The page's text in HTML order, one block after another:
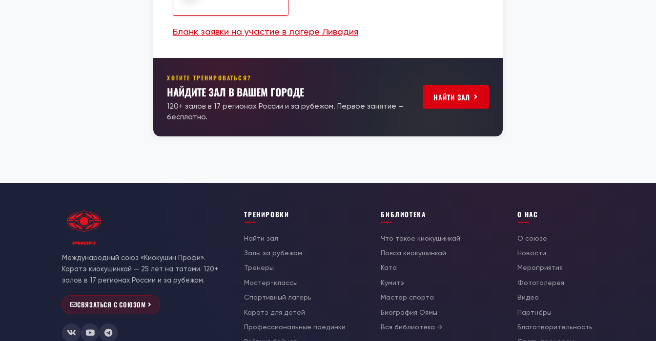
Бланк заявки на участие в лагере Ливадия
ХОТИТЕ ТРЕНИРОВАТЬСЯ?
НАЙДИТЕ ЗАЛ В ВАШЕМ ГОРОДЕ
120+ залов в 17 регионах России и за рубежом. Первое занятие —
бесплатно.
НАЙТИ ЗАЛ
Международный союз «Киокушин Профи».
Каратэ киокушинкай — 25 лет на татами. 120+
залов в 17 регионах России и за рубежом.
СВЯЗАТЬСЯ С СОЮЗОМ
ТРЕНИРОВКИ
Найти зал
Залы за рубежом
Тренеры
Мастер-классы
Спортивный лагерь
Каратэ для детей
Профессиональные поединки
БИБЛИОТЕКА
Что такое киокушинкай
Пояса киокушинкай
Ката
Кумитэ
Мастер спорта
Биография Оямы
Вся библиотека →
О НАС
О союзе
Новости
Мероприятия
Фотогалерея
Видео
Партнёры
Благотворительность